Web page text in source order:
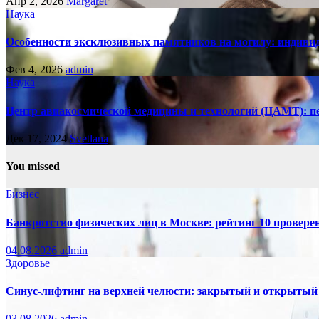
Наука
Особенности эксклюзивных памятников на могилу:
Фев 4, 2026admin
Наука
Центр авиакосмической медицины и технологий (ЦАМТ):
Дек 17, 2024Svetlana
You missed
Бизнес
Банкротство физических лиц в Москве: рейтинг 10
04.08.2026 admin
Здоровье
Синус-лифтинг на верхней челюсти: закрытый и